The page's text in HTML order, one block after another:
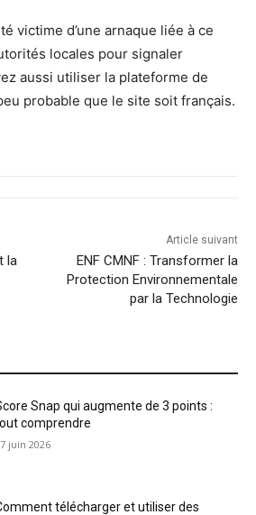
victime d’une arnaque liée à ce
locales pour signaler
aussi utiliser la plateforme de
probable que le site soit français.
la
Article suivant
ENF CMNF : Transformer la
Protection Environnementale
par la Technologie
Snap qui augmente de 3 points :
comprendre
juin 2026
télécharger et utiliser des